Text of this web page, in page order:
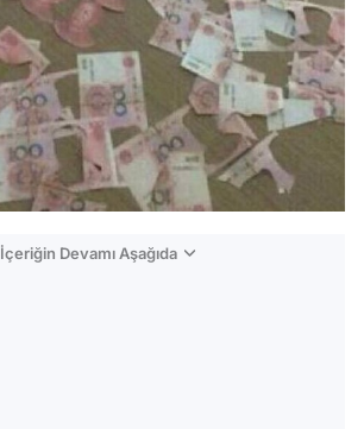
İçeriğin Devamı Aşağıda